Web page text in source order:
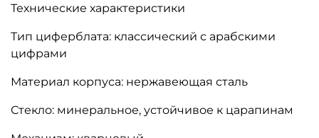
Технические характеристики
Тип циферблата: классический с арабскими
цифрами
Материал корпуса: нержавеющая сталь
Стекло: минеральное, устойчивое к царапинам